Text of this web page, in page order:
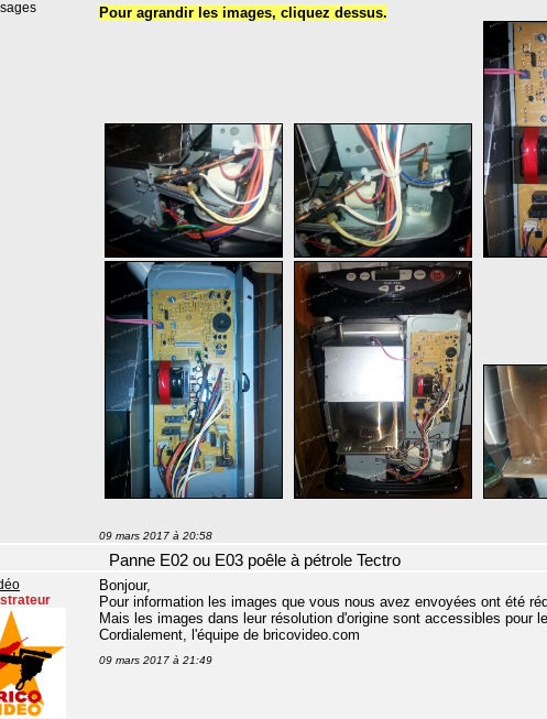
Pour agrandir les images, cliquez dessus.
09 mars 2017 à 20:58
Panne E02 ou E03 poêle à pétrole Tectro
Bonjour,
Pour information les images que vous nous avez envoyées ont été
Mais les images dans leur résolution d'origine sont accessibles pour
Cordialement, l'équipe de bricovideo.com
09 mars 2017 à 21:49